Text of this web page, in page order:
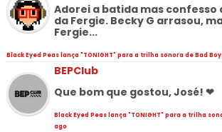
Adorei a batida mas
da Fergie. Becky G arrasou,
Fergie...
Black Eyed Peas lança "TONIGHT" para a trilha sonora de Bad
BEPClub
Que bom que gostou, José! ❤
Black Eyed Peas lança "TONIGHT" para a trilha
ago